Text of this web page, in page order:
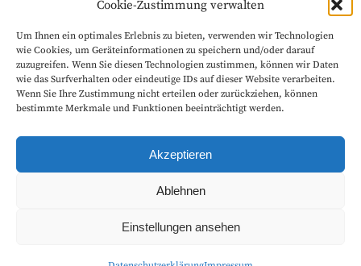
Cookie-Zustimmung verwalten
Um Ihnen ein optimales Erlebnis zu bieten, verwenden wir Technologien
wie Cookies, um Geräteinformationen zu speichern und/oder darauf
zuzugreifen. Wenn Sie diesen Technologien zustimmen, können wir Daten
wie das Surfverhalten oder eindeutige IDs auf dieser Website verarbeiten.
Wenn Sie Ihre Zustimmung nicht erteilen oder zurückziehen, können
bestimmte Merkmale und Funktionen beeinträchtigt werden.
Akzeptieren
Ablehnen
Einstellungen ansehen
Social Media
Facebook
Instagram
Seitenanfang
Rechte vorbehalten.